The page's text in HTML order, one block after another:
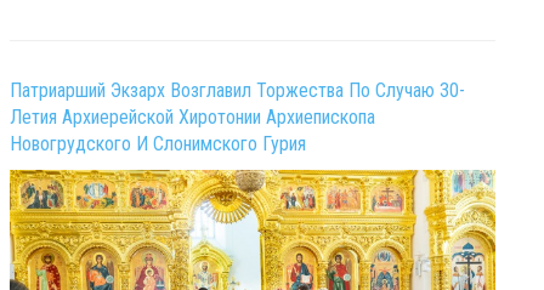
Патриарший Экзарх Возглавил Торжества По Случаю 30-
Летия Архиерейской Хиротонии Архиепископа
Новогрудского И Слонимского Гурия